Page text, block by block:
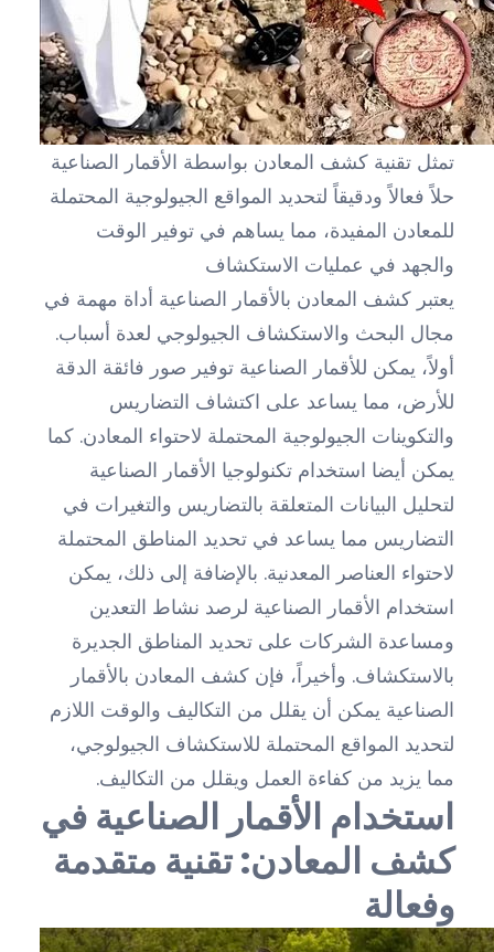
تمثل تقنية كشف المعادن بواسطة الأقمار الصناعية
حلاً فعالاً ودقيقاً لتحديد المواقع الجيولوجية المحتملة
للمعادن المفيدة، مما يساهم في توفير الوقت
والجهد في عمليات الاستكشاف
يعتبر كشف المعادن بالأقمار الصناعية أداة مهمة في
مجال البحث والاستكشاف الجيولوجي لعدة أسباب.
أولاً، يمكن للأقمار الصناعية توفير صور فائقة الدقة
للأرض، مما يساعد على اكتشاف التضاريس
والتكوينات الجيولوجية المحتملة لاحتواء المعادن. كما
يمكن أيضا استخدام تكنولوجيا الأقمار الصناعية
لتحليل البيانات المتعلقة بالتضاريس والتغيرات في
التضاريس مما يساعد في تحديد المناطق المحتملة
لاحتواء العناصر المعدنية. بالإضافة إلى ذلك، يمكن
استخدام الأقمار الصناعية لرصد نشاط التعدين
ومساعدة الشركات على تحديد المناطق الجديرة
بالاستكشاف. وأخيراً، فإن كشف المعادن بالأقمار
الصناعية يمكن أن يقلل من التكاليف والوقت اللازم
لتحديد المواقع المحتملة للاستكشاف الجيولوجي،
مما يزيد من كفاءة العمل ويقلل من التكاليف.
استخدام الأقمار الصناعية في
كشف المعادن: تقنية متقدمة
وفعالة